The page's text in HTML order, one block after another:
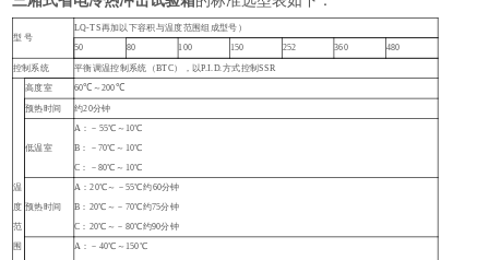
型 号
LQ-TS再加以下容积与温度范围组成型号）
50 80 100 150 252 360 480
控制系统 平衡调温控制系统（BTC），以P.I.D.方式控制SSR
温
度
范
围
高度室 60℃～200℃
预热时间 约20分钟
低温室
A：－55℃～10℃
B：－70℃～10℃
C：－80℃～10℃
预热时间
A：20℃～－55℃约60分钟
B：20℃～－70℃约75分钟
C：20℃～－80℃约90分钟
A：－40℃～150℃